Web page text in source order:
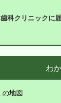
科クリニックに
わ
の地図